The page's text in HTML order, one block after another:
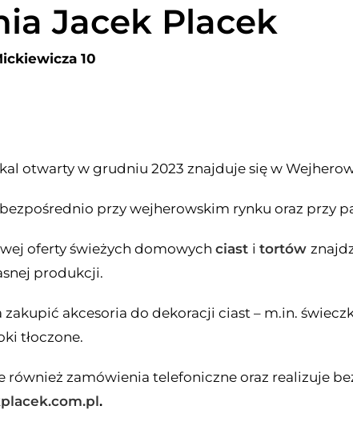
Jacek Placek
10
otwarty w grudniu 2023 znajduje się w
przy wejherowskim rynku oraz przy
oferty świeżych domowych ciast i tortów
produkcji.
zakupić akcesoria do dekoracji ciast – m.in.
tłoczone.
również zamówienia telefoniczne oraz realizuje
.